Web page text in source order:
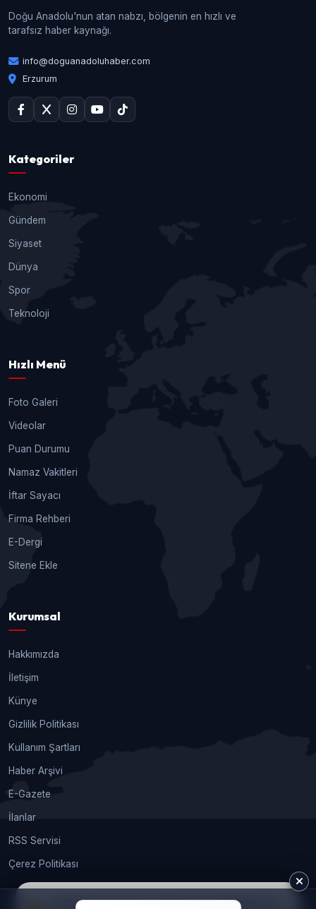
Doğu Anadolu'nun atan nabzı, bölgenin en hızlı ve
tarafsız haber kaynağı.
info@doguanadoluhaber.com
Erzurum
Kategoriler
Ekonomi
Gündem
Siyaset
Dünya
Spor
Teknoloji
Hızlı Menü
Foto Galeri
Videolar
Puan Durumu
Namaz Vakitleri
İftar Sayacı
Firma Rehberi
E-Dergi
Sitene Ekle
Kurumsal
Hakkımızda
İletişim
Künye
Gizlilik Politikası
Kullanım Şartları
Haber Arşivi
E-Gazete
İlanlar
RSS Servisi
Çerez Politikası
Sitemizde size en iyi deneyimi sunabilmek için